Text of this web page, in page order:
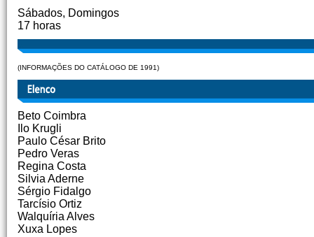
Sábados, Domingos
17 horas
(INFORMAÇÕES DO CATÁLOGO DE 1991)
Beto Coimbra
Ilo Krugli
Paulo César Brito
Pedro Veras
Regina Costa
Silvia Aderne
Sérgio Fidalgo
Tarcísio Ortiz
Walquíria Alves
Xuxa Lopes